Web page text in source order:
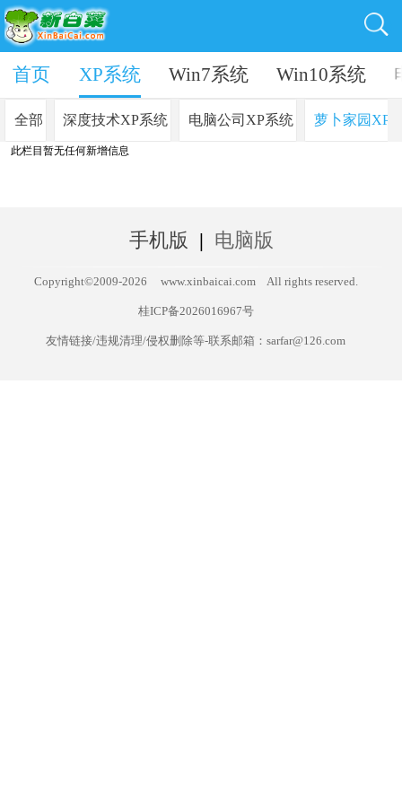
首页 XP系统 Win7系统 Win10系统
首页
全部 深度技术XP系统 电脑公司XP系统 萝卜家园XP
此栏目暂无任何新增信息
手机版 | 电脑版
Copyright©2009-2026 www.xinbaicai.com All rights reserved.
桂ICP备2026016967号
友情链接/违规清理/侵权删除等-联系邮箱：sarfar@126.com